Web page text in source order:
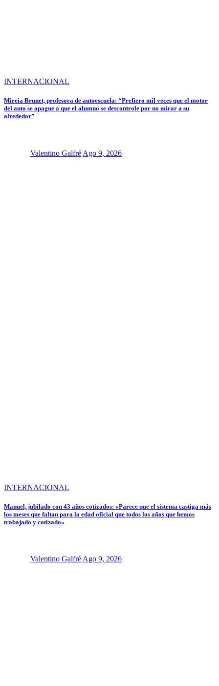
INTERNACIONAL
Mireia Brunet, profesora de autoescuela: “Prefiero mil veces que el motor
del auto se apague a que el alumno se descontrole por no mirar a su
alrededor”
Valentino Galfré Ago 9, 2026
INTERNACIONAL
Manuel, jubilado con 43 años cotizados: «Parece que el sistema castiga más
los meses que faltan para la edad oficial que todos los años que hemos
trabajado y cotizado»
Valentino Galfré Ago 9, 2026